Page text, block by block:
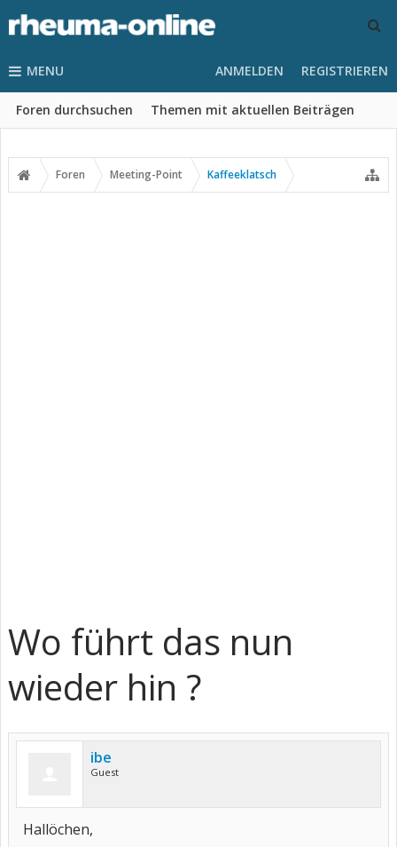
MENU
Foren durchsuchen Themen mit aktuellen Beiträgen
ANMELDEN REGISTRIEREN
Foren Meeting-Point Kaffeeklatsch
Wo führt das nun
wieder hin ?
ibe
Guest
Hallöchen,